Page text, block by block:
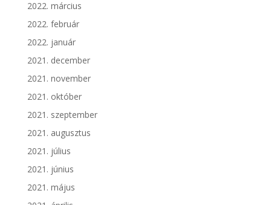
2022. március
2022. február
2022. január
2021. december
2021. november
2021. október
2021. szeptember
2021. augusztus
2021. július
2021. június
2021. május